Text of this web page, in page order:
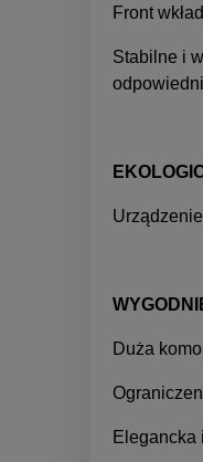
Front
Stabilne i
Duża
Elegancka